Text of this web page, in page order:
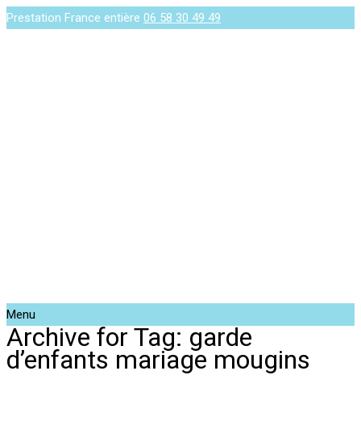
Prestation France entière 06 58 30 49 49
Menu
Archive for Tag: garde
d’enfants mariage mougins